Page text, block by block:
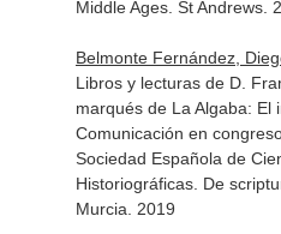
Middle Ages. St Andrews.
Belmonte Fernández,
Libros y lecturas de D.
marqués de La Algaba: El
Comunicación en
Sociedad Española de
Historiográficas. De
Murcia. 2019